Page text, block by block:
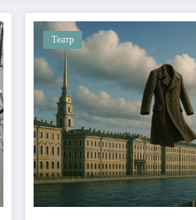
Театр